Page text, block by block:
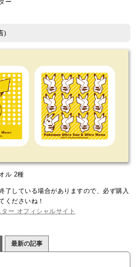
ー
ル 2種
了している場合がありますので、必ず購入
くださいね！
ー オフィシャルサイト
最新の記事